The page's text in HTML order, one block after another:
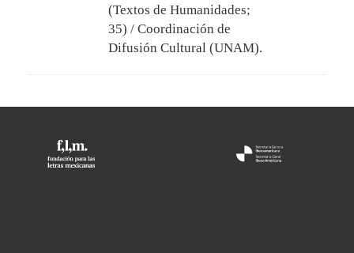
(Textos de Humanidades;
35) / Coordinación de
Difusión Cultural (UNAM).